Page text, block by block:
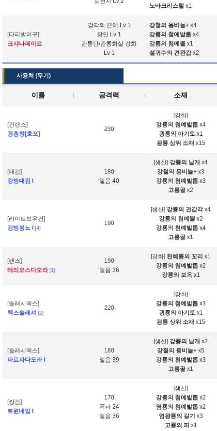
노바크리스털 x1
[다리방어구]
크샤나페이르
강각의 은혜 Lv 1
장인 Lv 1
관통탄/관통화살 강화
Lv 1
강철의 용비늘+ x4
강룡의 첨예발톱 x4
강룡의 첨예뿔 x1
설귀수의 견완갑x2
사용처 (무기)
이름 공격력 소재
[건랜스]
굉총창[호포]
230
[강화]
강룡의 첨예발톱x4
굉룡의 아기토x1
굉룡 상위 소재 x15
[대검]
강빙대검 I
180
얼음 40
[생산] 강룡의 날개 x4
강철의 용비늘+ x3
강룡의 첨예발톱x3
고룡골 x2
[라이트보우건]
강빙봉노 I
[4]
190
[생산] 강룡의 견갑각x4
강룡의 첨예뿔x2
강룡의 첨예발톱x4
고룡골 x1
[랜스]
테리오스다오라 [1]
190
얼음 36
[강화] 천혜룡의 꼬리 x1
강룡의 첨예발톱x2
강룡의 보옥x1
[슬래시액스]
렉스슬래셔 [2]
220
[강화]
강룡의 첨예발톱x3
굉룡의 아기토x1
굉룡 상위 소재 x15
[슬래시액스]
파르자다오라 I
180
얼음 39
[생산] 강룡의 날개 x2
강철의 용비늘+ x5
강룡의 첨예발톱x3
고룡골 x1
[쌍검]
트윈네일 I
170
폭파 24
얼음 36
[생산]
강룡의 첨예발톱x2
염룡의 첨예발톱x2
염왕룡의 갈기 x3
고룡의 피 x1